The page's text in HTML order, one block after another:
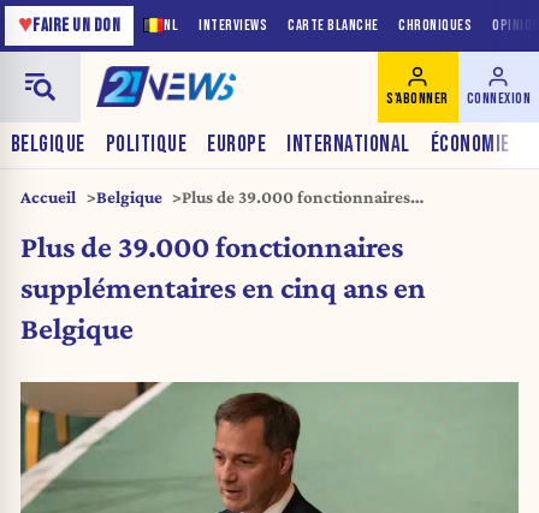
NL INTERVIEWS CARTE BLANCHE CHRONIQUES
♥FAIRE UN DON
BELGIQUE POLITIQUE EUROPE INTERNATIONAL ÉCONOMIE
S'ABONNER CONNEXION
Accueil Belgique
Plus de 39.000 fonctionnaires
Plus de 39.000 fonctionnaires
supplémentaires en cinq ans en
Belgique